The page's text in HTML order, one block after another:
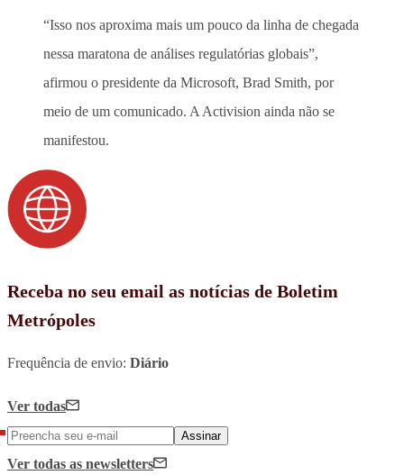
“Isso nos aproxima mais um pouco da linha de chegada
nessa maratona de análises regulatórias globais”,
afirmou o presidente da Microsoft, Brad Smith, por
meio de um comunicado. A Activision ainda não se
manifestou.
Receba no seu email as notícias de Boletim
Metrópoles
Frequência de envio: Diário
Ver todas
Assinar
Ver todas as newsletters